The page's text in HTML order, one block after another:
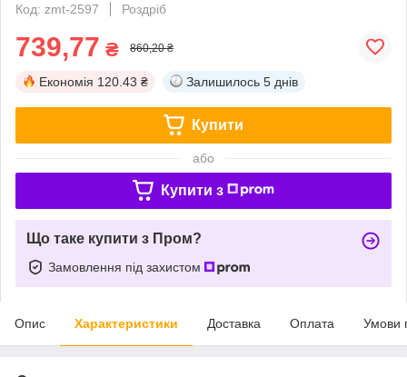
Код: zmt-2597
Роздріб
739,77 ₴ 860,20 ₴
Економія 120.43 ₴ Залишилось 5 днів
Купити
або
Купити з
Що таке купити з Пром?
Замовлення під захистом
Опис Характеристики Доставка Оплата Умови